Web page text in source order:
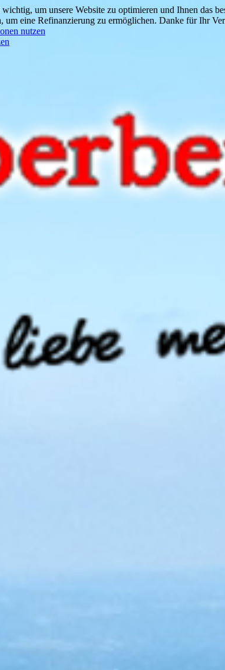
um unsere Website zu optimieren und Ihnen das
um eine Refinanzierung zu ermöglichen. Danke für Ihr
nutzen